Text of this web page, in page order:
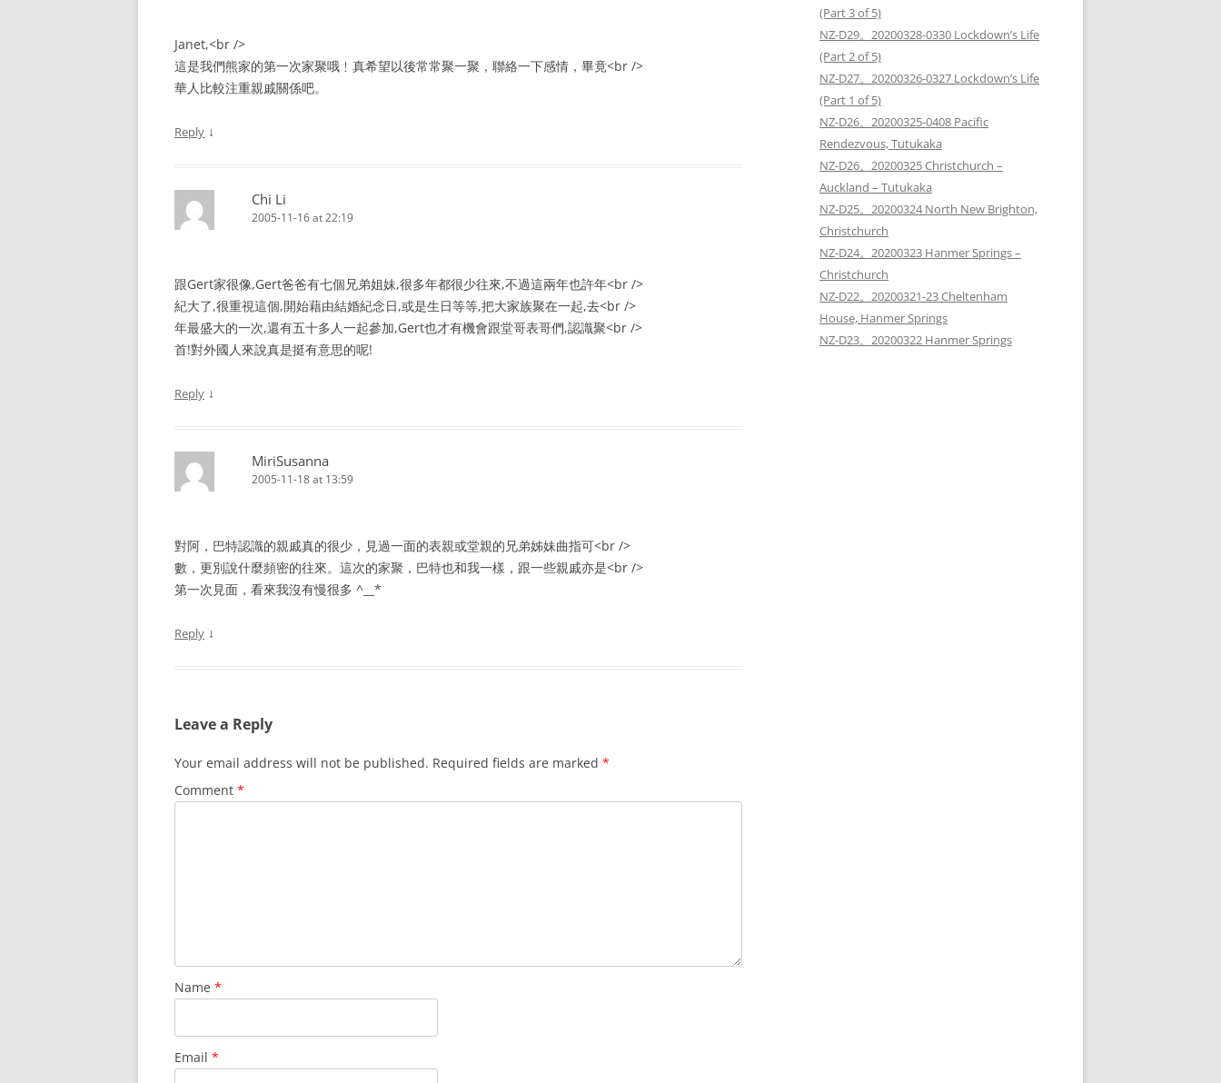
Janet,<br />
這是我們熊家的第一次家聚哦﹗真希望以後常常聚一聚，聯絡一下感情，畢竟<br />
華人比較注重親戚關係吧。
Reply ↓
Chi Li
2005-11-16 at 22:19
跟Gert家很像,Gert爸爸有七個兄弟姐妹,很多年都很少往來,不過這兩年也許年<br />
紀大了,很重視這個,開始藉由結婚紀念日,或是生日等等,把大家族聚在一起,去<br />
年最盛大的一次,還有五十多人一起參加,Gert也才有機會跟堂哥表哥們,認識聚<br />
首!對外國人來說真是挺有意思的呢!
Reply ↓
MiriSusanna
2005-11-18 at 13:59
對阿，巴特認識的親戚真的很少，見過一面的表親或堂親的兄弟姊妹曲指可<br />
數，更別說什麼頻密的往來。這次的家聚，巴特也和我一樣，跟一些親戚亦是<br />
第一次見面，看來我沒有慢很多 ^__*
Reply ↓
Leave a Reply
Your email address will not be published. Required fields are marked *
Comment *
Name *
Email *
(Part 3 of 5)
NZ-D29。20200328-0330 Lockdown’s Life
(Part 2 of 5)
NZ-D27。20200326-0327 Lockdown’s Life
(Part 1 of 5)
NZ-D26。20200325-0408 Pacific
Rendezvous, Tutukaka
NZ-D26。20200325 Christchurch –
Auckland – Tutukaka
NZ-D25。20200324 North New Brighton,
Christchurch
NZ-D24。20200323 Hanmer Springs –
Christchurch
NZ-D22。20200321-23 Cheltenham
House, Hanmer Springs
NZ-D23。20200322 Hanmer Springs